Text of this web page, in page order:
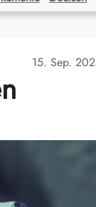
15. Sep.